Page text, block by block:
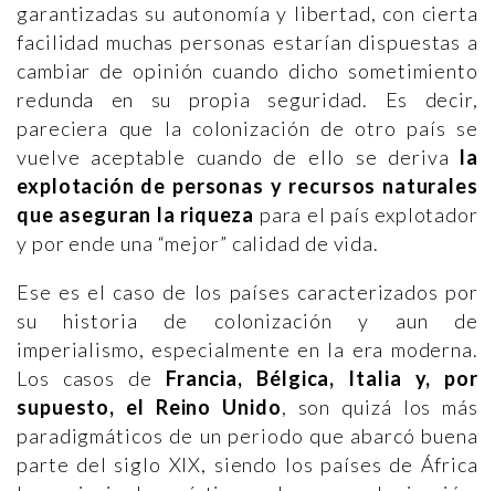
garantizadas su autonomía y libertad, con cierta
facilidad muchas personas estarían dispuestas a
cambiar de opinión cuando dicho sometimiento
redunda en su propia seguridad. Es decir,
pareciera que la colonización de otro país se
vuelve aceptable cuando de ello se deriva la
explotación de personas y recursos naturales
que aseguran la riqueza para el país explotador
y por ende una “mejor” calidad de vida.
Ese es el caso de los países caracterizados por
su historia de colonización y aun de
imperialismo, especialmente en la era moderna.
Los casos de Francia, Bélgica, Italia y, por
supuesto, el Reino Unido, son quizá los más
paradigmáticos de un periodo que abarcó buena
parte del siglo XIX, siendo los países de África